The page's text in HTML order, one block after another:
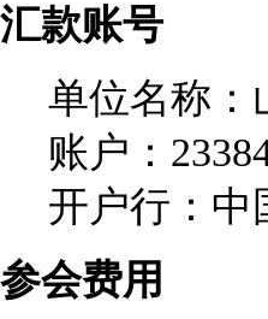
汇款账号
单位名称：
账户：
开户行：中
参会费用